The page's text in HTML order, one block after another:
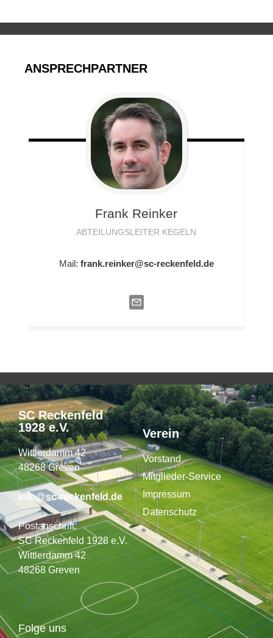
ANSPRECHPARTNER
Frank Reinker
ABTEILUNGSLEITER KEGELN
Mail: frank.reinker@sc-reckenfeld.de
SC Reckenfeld
1928 e.V.
Wittlerdamm 42
48268 Greven
info@sc-reckenfeld.de
Postanschrift:
SC Reckenfeld 1928 e.V.
Wittlerdamm 42
48268 Greven
Verein
Vorstand
Mitglieder-Service
Impressum
Datenschutz
Folge uns